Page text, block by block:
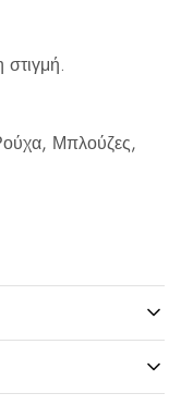
στιγμή.
, Μπλούζες,